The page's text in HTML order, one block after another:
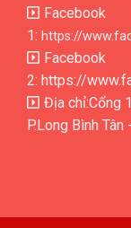
Facebook
1: https://
Facebook
2: https://
Địa chỉ:Cổng
P.Long Bình